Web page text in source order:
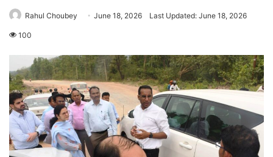
Rahul Choubey June 18, 2026 Last Updated: June 18, 2026
100